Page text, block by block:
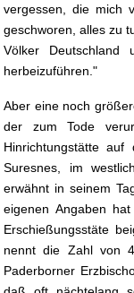
vergessen, die mich
geschworen, alles zu
Völker Deutschland
herbeizuführen."
Aber eine noch
der zum Tode
Hinrichtungstätte
Suresnes, im
erwähnt in seinem
eigenen Angaben
Erschießungsstäte
nennt die Zahl von
Paderborner